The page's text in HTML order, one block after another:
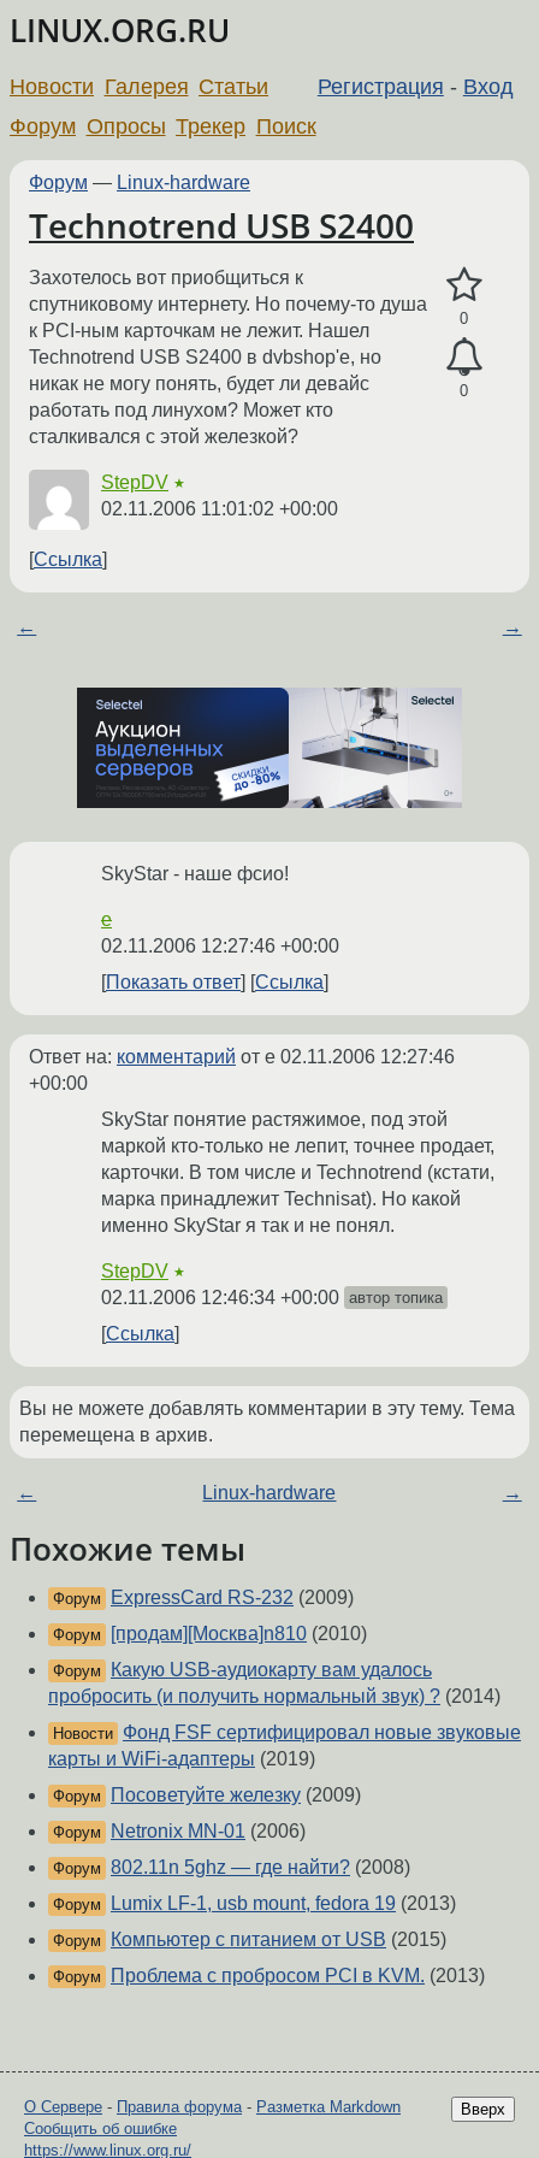
LINUX.ORG.RU
Регистрация - Вход
Новости Галерея Статьи
Форум Опросы Трекер Поиск
Форум — Linux-hardware
Technotrend USB S2400
0
0
Захотелось вот приобщиться к
спутниковому интернету. Но почему-то душа
к PCI-ным карточкам не лежит. Нашел
Technotrend USB S2400 в dvbshop'e, но
никак не могу понять, будет ли девайс
работать под линухом? Может кто
сталкивался с этой железкой?
StepDV ★
02.11.2006 11:01:02 +00:00
Ссылка
← →
SkyStar - наше фсио!
e
02.11.2006 12:27:46 +00:00
Показать ответ
Ссылка
Ответ на: комментарий от e 02.11.2006 12:27:46
+00:00
SkyStar понятие растяжимое, под этой
маркой кто-только не лепит, точнее продает,
карточки. В том числе и Technotrend (кстати,
марка принадлежит Technisat). Но какой
именно SkyStar я так и не понял.
StepDV ★
02.11.2006 12:46:34 +00:00 автор топика
Ссылка
Вы не можете добавлять комментарии в эту тему. Тема
перемещена в архив.
← Linux-hardware →
Похожие темы
Форум ExpressCard RS-232 (2009)
Форум [продам][Москва]n810 (2010)
Форум
Какую USB-аудиокарту вам удалось
пробросить (и получить нормальный звук) ? (2014)
Новости Фонд FSF сертифицировал новые звуковые
карты и WiFi-адаптеры (2019)
Форум Посоветуйте железку (2009)
Форум Netronix MN-01 (2006)
Форум 802.11n 5ghz — где найти? (2008)
Форум Lumix LF-1, usb mount, fedora 19 (2013)
Форум Компьютер с питанием от USB (2015)
Форум Проблема с пробросом PCI в KVM. (2013)
Вверх
О Сервере - Правила форума- Разметка Markdown
Сообщить об ошибке
https://www.linux.org.ru/